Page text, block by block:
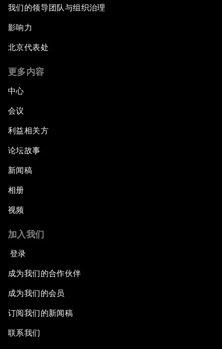
我们的领导团队与组织治理
影响力
北京代表处
更多内容
中心
会议
利益相关方
论坛故事
新闻稿
相册
视频
加入我们
登录
成为我们的合作伙伴
成为我们的会员
订阅我们的新闻稿
联系我们